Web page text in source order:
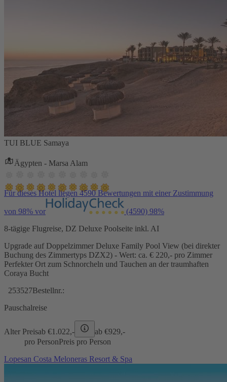
TUI BLUE Samaya
Ägypten - Marsa Alam
Für dieses Hotel liegen 4590 Bewertungen mit einer Zustimmung
von 98% vor (4590) 98%
8-tägige Flugreise, DZ Deluxe Poolseite inkl. AI
Upgrade auf Doppelzimmer Deluxe Family Pool View (bei direkter
Buchung des Zimmertyps DZX2) - Wert: ca. € 220,- pro Zimmer
Perfekter Ort zum Schnorcheln und Tauchen an der traumhaften
Coraya Bucht
253527Bestellnr.:
Pauschalreise
Alter Preisab €1.022,- ab €929,-
pro PersonPreis pro Person
Lopesan Costa Meloneras Resort & Spa